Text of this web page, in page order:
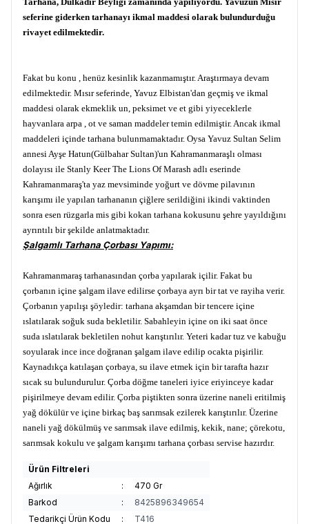
seferine giderken tarhanayı ikmal maddesi olarak bulundurduğu
rivayet edilmektedir.
Fakat bu konu , henüz kesinlik kazanmamıştır. Araştırmaya devam
edilmektedir. Mısır seferinde, Yavuz Elbistan'dan geçmiş ve ikmal
maddesi olarak ekmeklik un, peksimet ve et gibi yiyeceklerle
hayvanlara arpa , ot ve saman maddeler temin edilmiştir. Ancak ikmal
maddeleri içinde tarhana bulunmamaktadır. Oysa Yavuz Sultan Selim
annesi Ayşe Hatun(Gülbahar Sultan)'un Kahramanmaraşlı olması
dolayısı ile Stanly Keer The Lions Of Marash adlı eserinde
Kahramanmaraş'ta yaz mevsiminde yoğurt ve dövme pilavının
karışımı ile yapılan tarhananın çiğlere serildiğini ikindi vaktinden
sonra esen rüzgarla mis gibi kokan tarhana kokusunu şehre yayıldığını
ayrıntılı bir şekilde anlatmaktadır.
Şalgamlı Tarhana Çorbası Yapımı:
Kahramanmaraş tarhanasından çorba yapılarak içilir. Fakat bu
çorbanın içine şalgam ilave edilirse çorbaya ayrı bir tat ve rayiha verir.
Çorbanın yapılışı şöyledir: tarhana akşamdan bir tencere içine
ıslatılarak soğuk suda bekletilir. Sabahleyin içine on iki saat önce
suda ıslatılarak bekletilen nohut karıştırılır. Yeteri kadar tuz ve kabuğu
soyularak ince ince doğranan şalgam ilave edilip ocakta pişirilir.
Kaynadıkça katılaşan çorbaya, su ilave etmek için bir tarafta hazır
sıcak su bulundurulur. Çorba döğme taneleri iyice eriyinceye kadar
pişirilmeye devam edilir. Çorba piştikten sonra üzerine naneli eritilmiş
yağ dökülür ve içine birkaç baş sarımsak ezilerek karıştırılır. Üzerine
naneli yağ dökülmüş ve sarımsak ilave edilmiş, kekik, nane; çörekotu,
sarımsak kokulu ve şalgam karışımı tarhana çorbası servise hazırdır.
Ürün Filtreleri
Ağırlık
:
470 Gr
Barkod
:
8425896349654
Tedarikçi Ürün Kodu
: T416